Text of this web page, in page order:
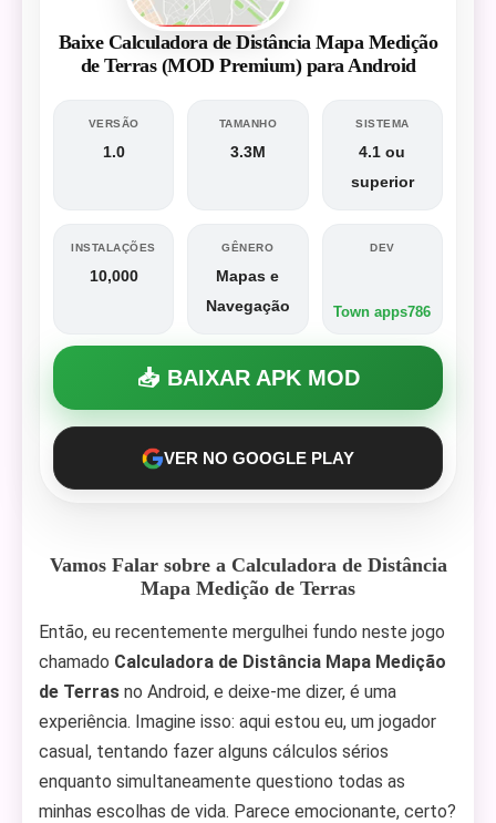
Baixe Calculadora de Distância Mapa Medição
de Terras (MOD Premium) para Android
VERSÃO
1.0
TAMANHO
3.3M
SISTEMA
4.1 ou
superior
INSTALAÇÕES
10,000
GÊNERO
Mapas e
Navegação
DEV
Town apps786
📥 BAIXAR APK MOD
VER NO GOOGLE PLAY
Vamos Falar sobre a Calculadora de Distância
Mapa Medição de Terras
Então, eu recentemente mergulhei fundo neste jogo
chamado Calculadora de Distância Mapa Medição
de Terras no Android, e deixe-me dizer, é uma
experiência. Imagine isso: aqui estou eu, um jogador
casual, tentando fazer alguns cálculos sérios
enquanto simultaneamente questiono todas as
minhas escolhas de vida. Parece emocionante, certo?